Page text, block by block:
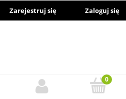
Zarejestruj się Zaloguj się